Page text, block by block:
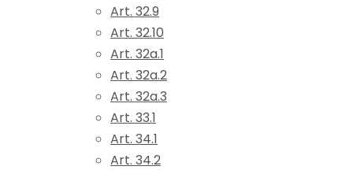
Art. 32.9
Art. 32.10
Art. 32a.1
Art. 32a.2
Art. 32a.3
Art. 33.1
Art. 34.1
Art. 34.2